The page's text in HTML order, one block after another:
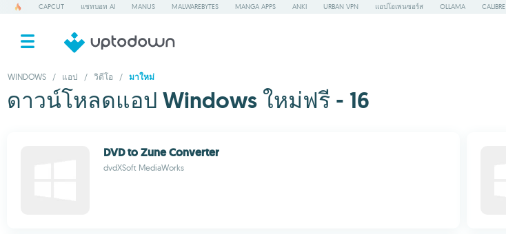
CAPCUT แชทบอท AI MANUS MALWAREBYTES MANGA APPS ANKI URBAN VPN แอปโอเพนซอร์ส OLLAMA CALIBRE
WINDOWS / แอป / วิดีโอ / มาใหม่
ดาวน์โหลดแอป Windows ใหม่ฟรี - 16
DVD to Zune Converter
dvdXSoft MediaWorks